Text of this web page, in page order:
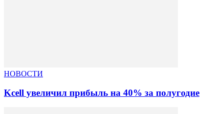
НОВОСТИ
Kcell увеличил прибыль на 40% за полугодие